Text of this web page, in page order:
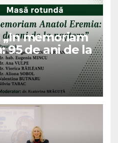
memoriam
95 de ani de la